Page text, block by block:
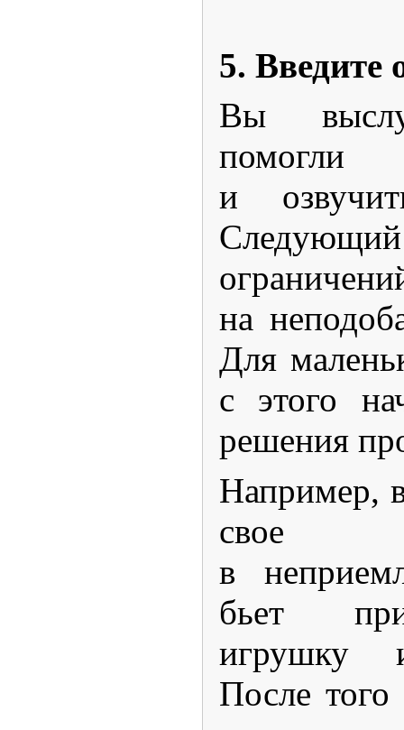
5. Введите
Вы
и
на
Для
с этого
решения
Например,
свое
в
бьет
игрушку
После того